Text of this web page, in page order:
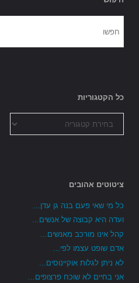
כל הקטגוריות
הקטגוריות
ציטוטים אהובים
כל מי שאי פעם בנה גן עדן...
ועדה היא קבוצה של אנשים...
קהל אינו מורכב מאנשים...
אדם שופט עצמו לפי...
לא ניתן לגלות אוקיינוסים...
אני בחיים לא שוכח פרצופים...